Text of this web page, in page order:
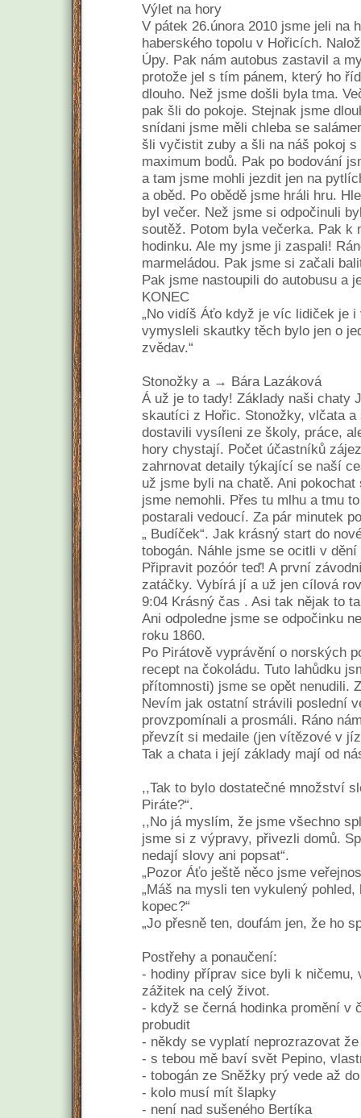
Výlet na hory
V pátek 26.února 2010 jsme jeli na
haberského topolu v Hořicích.
Úpy. Pak nám autobus zastavil a
protože jel s tím pánem, který ho
dlouho. Než jsme došli byla tma.
pak šli do pokoje. Stejnak jsme
snídani jsme měli chleba se
šli vyčistit zuby a šli na náš pokoj
maximum bodů. Pak po bodování
a tam jsme mohli jezdit jen na
a oběd. Po obědě jsme hráli hru.
byl večer. Než jsme si odpočinuli
soutěž. Potom byla večerka. Pak k
hodinku. Ale my jsme ji zaspali!
marmeládou. Pak jsme si začali
Pak jsme nastoupili do autobusu a
KONEC
„No vidíš Áťo když je víc lidiček je i
vymysleli skautky těch bylo jen o
zvědav.“
Stonožky a → Bára Lazáková
Á už je to tady! Základy naši chaty
skautíci z Hořic. Stonožky, vlčata
dostavili vysíleni ze školy, práce,
hory chystají. Počet účastníků
zahrnovat detaily týkající se naší
už jsme byli na chatě. Ani
jsme nemohli. Přes tu mlhu a tmu
postarali vedoucí. Za pár minutek
„ Budíček“. Jak krásný start do
tobogán. Náhle jsme se ocitli v
Připravit pozóór teď! A první
zatáčky. Vybírá jí a už jen cílová
9:04 Krásný čas . Asi tak nějak to
Ani odpoledne jsme se odpočinku
roku 1860.
Po Pirátově vyprávění o norských
recept na čokoládu. Tuto lahůdku
přítomnosti) jsme se opět nenudili.
Nevím jak ostatní strávili poslední
provzpomínali a prosmáli. Ráno
převzít si medaile (jen vítězové v
Tak a chata i její základy mají od
,,Tak to bylo dostatečné množství
Piráte?“.
,,No já myslím, že jsme všechno
jsme si z výpravy, přivezli domů.
nedají slovy ani popsat“.
„Pozor Áťo ještě něco jsme
„Máš na mysli ten vykulený
kopec?“
„Jo přesně ten, doufám jen, že ho
Postřehy a ponaučení:
- hodiny příprav sice byli k ničemu,
zážitek na celý život.
- když se černá hodinka promění v
probudit
- někdy se vyplatí neprozrazovat
- s tebou mě baví svět Pepino,
- tobogán ze Sněžky prý vede až
- kolo musí mít šlapky
- není nad sušeného Bertíka